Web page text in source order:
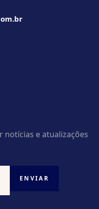
notícias e atualizações